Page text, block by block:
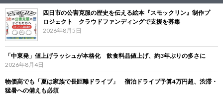
四日市の公害克服の歴史を伝える絵本『スモックリン』制作プ
ロジェクト クラウドファンディングで支援を募集
2026年8月5日
「中東発」値上げラッシュが本格化 飲食料品値上げ、約3年ぶりの多さに
2026年8月4日
物価高でも「夏は家族で長距離ドライブ」 宿泊ドライブ予算4万円超、渋滞・
猛暑への備えも必須